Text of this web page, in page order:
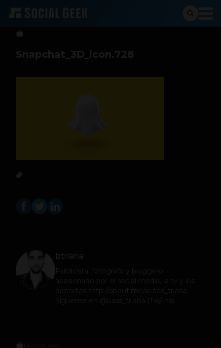
btriana 17 de junio de 2016
Snapchat_3D_icon.728
btriana
Publicista, fotógrafo y bloggero;
apasionado por el social media, la tv y los
deportes http://about.me/sebas_triana
Sígueme en @bass_triana (Tw/Ins)